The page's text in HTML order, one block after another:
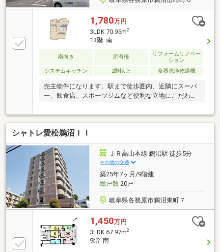
1,780万円
3LDK 70.95m2
13階 南
南向き 所有権
リフォームリノベー
ション
システムキッチン
2階以上 食器洗浄乾燥機
売主物件になります。駅まで徒歩圏内、近隣にスーパ
ー、飲食店、スポーツジムなど便利な立地にこだわり
い。
シャトレ愛松鵜沼ＩＩ
ＪＲ高山本線 鵜沼駅 徒歩5分
その他の交通
築25年7ヶ月/9階建
総戸数20戸
岐阜県各務原市鵜沼東町７
1,450万円
3LDK 67.97m2
9階 南